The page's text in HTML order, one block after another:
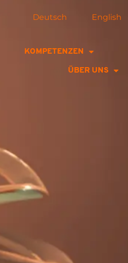
Deutsch English
KOMPETENZEN
ÜBER UNS